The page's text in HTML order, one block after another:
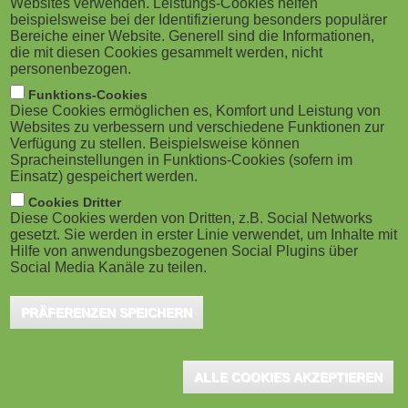
M
o
b
i
l
e
)
Websites verwenden. Leistungs-Cookies helfen
beispielsweise bei der Identifizierung besonders populärer
Bereiche einer Website. Generell sind die Informationen,
die mit diesen Cookies gesammelt werden, nicht
personenbezogen.
Funktions-Cookies
Diese Cookies ermöglichen es, Komfort und Leistung von
Websites zu verbessern und verschiedene Funktionen zur
Verfügung zu stellen. Beispielsweise können
Spracheinstellungen in Funktions-Cookies (sofern im
Einsatz) gespeichert werden.
Cookies Dritter
Diese Cookies werden von Dritten, z.B. Social Networks
gesetzt. Sie werden in erster Linie verwendet, um Inhalte mit
Hilfe von anwendungsbezogenen Social Plugins über
Social Media Kanäle zu teilen.
PRÄFERENZEN SPEICHERN
ALLE COOKIES AKZEPTIEREN